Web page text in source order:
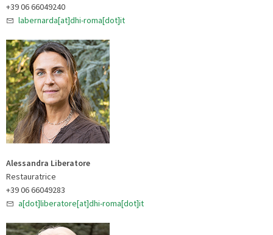
+39 06 66049240
labernarda[at]dhi-roma[dot]it
Alessandra Liberatore
Restauratrice
+39 06 66049283
a[dot]liberatore[at]dhi-roma[dot]it